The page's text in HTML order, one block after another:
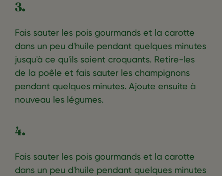
3.
Fais sauter les pois gourmands et la carotte
dans un peu d'huile pendant quelques minutes
jusqu'à ce qu'ils soient croquants. Retire-les
de la poêle et fais sauter les champignons
pendant quelques minutes. Ajoute ensuite à
nouveau les légumes.
4.
Fais sauter les pois gourmands et la carotte
dans un peu d'huile pendant quelques minutes